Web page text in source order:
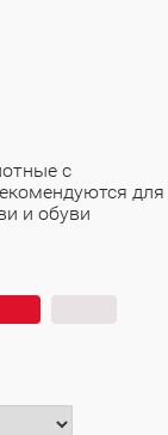
с
для
и обуви